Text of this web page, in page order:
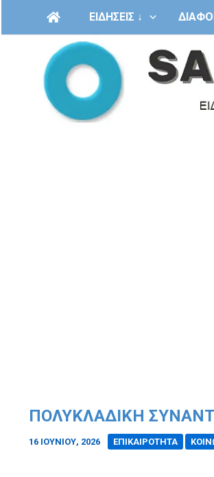
ΕΙΔΗΣΕΙΣ ↓
ΠΟΛΥΚΛΑΔΙΚΉ
16 ΙΟΥΝΊΟΥ, 2026 ΕΠΙΚΑΙΡΟΤΗΤΑ